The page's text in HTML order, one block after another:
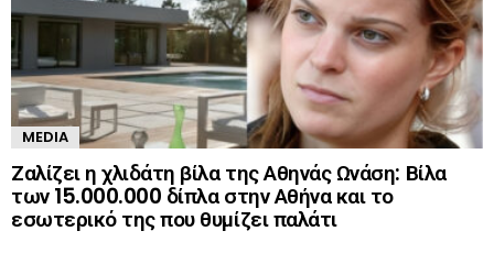
MEDIA
Ζαλίζει η χλιδάτη βίλα της Αθηνάς Ωνάση: Βίλα
των 15.000.000 δίπλα στην Αθήνα και το
εσωτερικό της που θυμίζει παλάτι